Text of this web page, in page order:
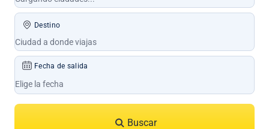
Destino
Fecha de salida
Buscar